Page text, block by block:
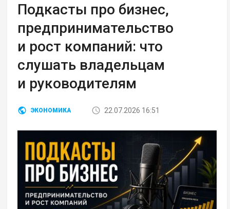
Подкасты про бизнес,
предпринимательство
и рост компаний: что
слушать владельцам
и руководителям
ЭКОНОМИКА 22.07.2026 16:51